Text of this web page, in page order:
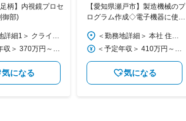
足柄】内視鏡プロセ
御部)
＜勤務地詳細1＞ クライアント先（神奈川県） 住所：神奈川県足柄上郡 受動喫煙対策：屋内全面禁煙 ＜勤務地詳細2＞ 【雇入れ直後：技術センター】 住所：東京都大田区南蒲田2-16-1 テクノポートカマタセンタービル6階 勤務地最寄駅：京急本線／京急蒲田駅 受動喫煙対策：屋内全面禁煙 変更の範囲：会社の定める場所
＜予定年収＞ 370万円～700万円 ＜賃金形態＞ 月給制 ＜賃金内訳＞ 月額（基本給）：218,000円～410,000円 ＜月給＞ 218,000円～410,000円 ＜昇給有無＞ 有 ＜残業手当＞ 有 ＜給与補足＞ ※上記は想定年収となり最終的にはスキル・ご経験を考慮して決定致します。 ■昇給：年1回 ■賞与：年2回※昨年度実績3.2ヵ月 賃金はあくまでも目安の金額であり、選考を通じて上下する可能性があります。 月給(月額)は固定手当を含めた表記です。
気になる
【愛知県瀬戸市】製造機械のプ
ログラム作成◇電子機器に使わ
扱う企業／土日休
＜勤務地詳細＞ 本社 住所：愛知県瀬戸市穴田町965 受動喫煙対策：敷地内全面禁煙
＜予定年収＞ 410万円～540万円 ＜賃金形態＞ 月給制 ＜賃金内訳＞ 月額（基本給）：250,000円～320,000円 ＜月給＞ 250,000円～320,000円 ＜昇給有無＞ 有 ＜残業手当＞ 有 ＜給与補足＞ ■昇給：年1回 ■賞与：年2回（6・12月※直近実績4.8ヶ月分） 賃金はあくまでも目安の金額であり、選考を通じて上下する可能性があります。 月給(月額)は固定手当を含めた表記です。
気になる